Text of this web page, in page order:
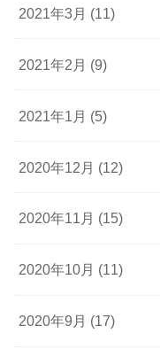
2021年3月 (11)
2021年2月 (9)
2021年1月 (5)
2020年12月 (12)
2020年11月 (15)
2020年10月 (11)
2020年9月 (17)